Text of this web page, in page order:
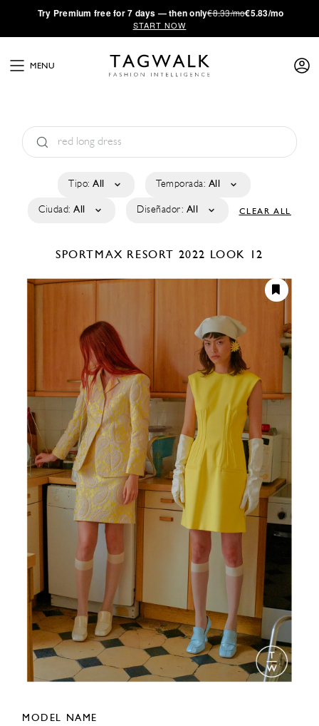
·Try Premium free for 7 days — then only€8.33/mo€5.83/mo
START NOW
MENU
Tipo: All Temporada: All
Ciudad: All Diseñador: All CLEAR ALL
SPORTMAX RESORT 2022 LOOK 12
MODEL NAME